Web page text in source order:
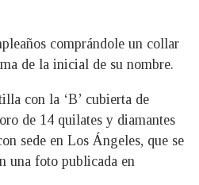
comprándole un collar
de la inicial de su nombre.
con la ‘B’ cubierta de
de 14 quilates y diamantes
sede en Los Ángeles, que se
una foto publicada en